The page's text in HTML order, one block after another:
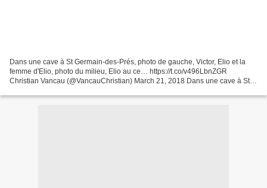
Dans une cave à St Germain-des-Prés, photo de gauche, Victor, Elio et la
femme d'Elio, photo du milieu, Elio au ce… https://t.co/v496LbnZGR
Christian Vancau (@VancauChristian) March 21, 2018 Dans une cave à St